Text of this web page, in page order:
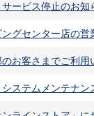
ービス停止のお
グセンター店の営
のお客さまでご利
ステムメンテナン